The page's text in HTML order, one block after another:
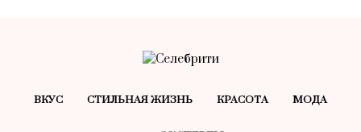
ВКУС СТИЛЬНАЯ ЖИЗНЬ КРАСОТA МОДА